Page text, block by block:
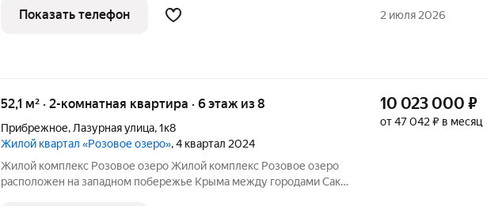
Чёрным морем и розовым озером Сасык-Сиваш в
непосредственной близости
Показать телефон 2 июля 2026
52,1 м² · 2-комнатная квартира · 6 этаж из 8
Прибрежное, Лазурная улица,1к8
Жилой квартал «Розовое озеро», 4 квартал 2024
Жилой комплекс Розовое озеро Жилой комплекс Розовое озеро
расположен на западном побережье Крыма между городами Саки
10 023 000 ₽
от 47 042 ₽ в месяц